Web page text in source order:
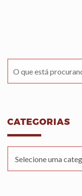
CATEGORIAS